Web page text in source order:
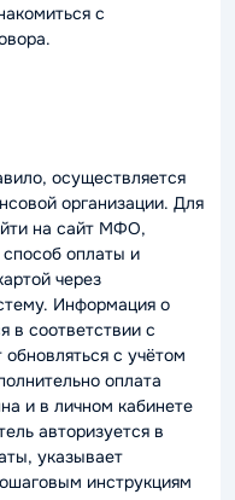
с
осуществляется
организации. Для
на сайт МФО,
оплаты и
через
Информация о
в соответствии с
с учётом
оплата
и в личном кабинете
авторизуется в
указывает
инструкциям